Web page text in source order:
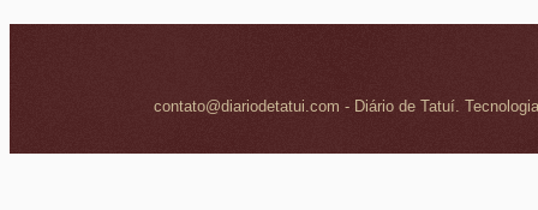
contato@diariodetatui.com - Diário de Tatuí.